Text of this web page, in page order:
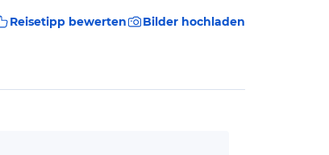
Reisetipp bewerten Bilder hochladen